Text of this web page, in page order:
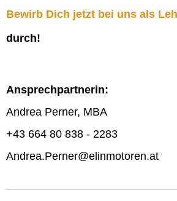
Bewirb Dich jetzt bei uns als
durch!
Ansprechpartnerin:
Andrea Perner, MBA
+43 664 80 838 - 2283
Andrea.Perner@elinmotoren.at